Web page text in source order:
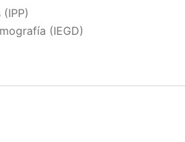
(IEGD)